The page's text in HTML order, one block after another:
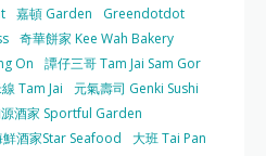
嘉頓 Garden
Greendotdot
奇華餅家 Kee Wah Bakery
On
譚仔三哥 Tam Jai Sam Gor
Tam Jai
元氣壽司 Genki Sushi
酒家 Sportful Garden
鮮酒家Star Seafood
大班 Tai Pan